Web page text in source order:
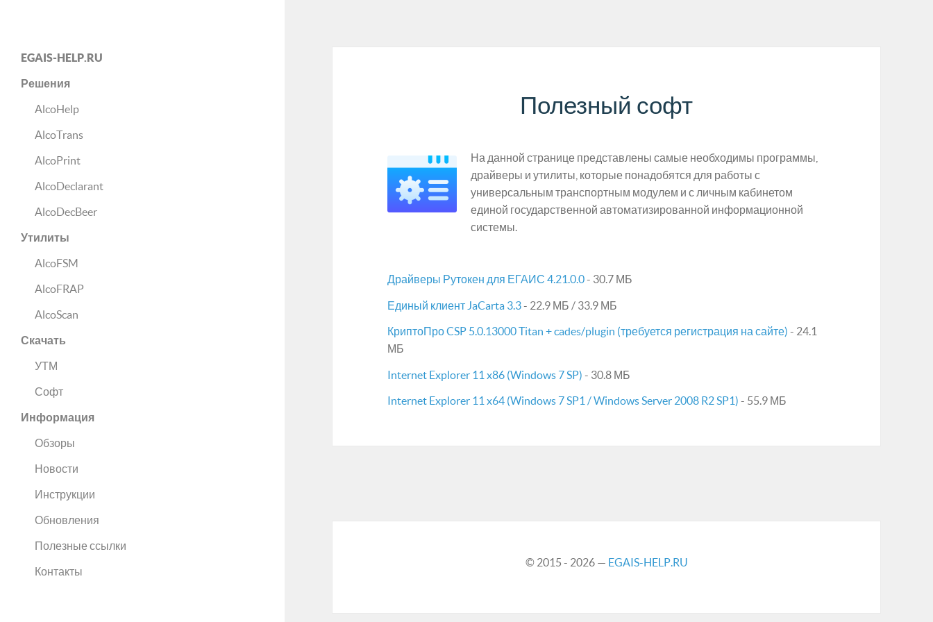
EGAIS-HELP.RU
Решения
AlcoHelp
AlcoTrans
AlcoPrint
AlcoDeclarant
AlcoDecBeer
Утилиты
AlcoFSM
AlcoFRAP
AlcoScan
Скачать
УТМ
Софт
Информация
Обзоры
Новости
Инструкции
Обновления
Полезные ссылки
Контакты
Полезный софт
На данной странице представлены самые необходимы программы,
драйверы и утилиты, которые понадобятся для работы с
универсальным транспортным модулем и с личным кабинетом
единой государственной автоматизированной информационной
системы.
Драйверы Рутокен для ЕГАИС 4.21.0.0- 30.7 МБ
Единый клиент JaCarta 3.3- 22.9 МБ / 33.9 МБ
КриптоПро CSP 5.0.13000 Titan + cades/plugin (требуется регистрация на сайте) - 24.1
МБ
Internet Explorer 11 x86 (Windows 7 SP)- 30.8 МБ
Internet Explorer 11 x64 (Windows 7 SP1 / Windows Server 2008 R2 SP1) - 55.9 МБ
© 2015 - 2026 — EGAIS-HELP.RU